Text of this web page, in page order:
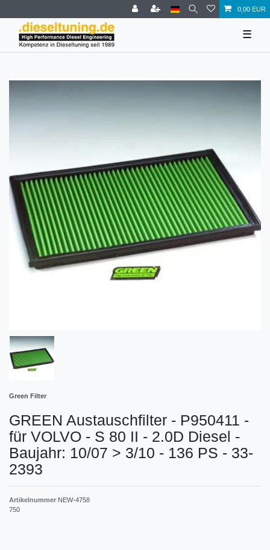
0,00 EUR
☰
Green Filter
GREEN Austauschfilter - P950411 -
für VOLVO - S 80 II - 2.0D Diesel -
Baujahr: 10/07 > 3/10 - 136 PS - 33-
2393
Artikelnummer NEW-4758
750